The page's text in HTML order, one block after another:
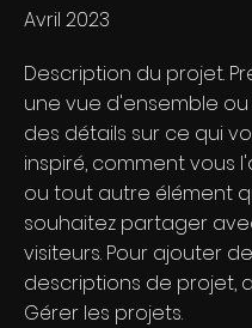
Avril 2023
Description du projet.
une vue d'ensemble
des détails sur ce qui
inspiré, comment vous
ou tout autre élément
souhaitez partager
visiteurs. Pour ajouter
descriptions de projet,
Gérer les projets.